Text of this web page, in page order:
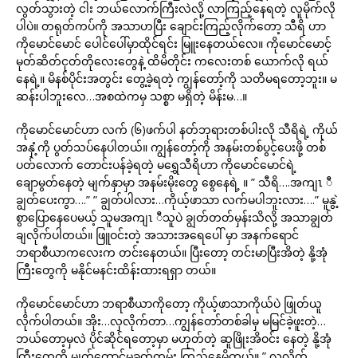
လွတ်သွားတဲ့ ငါး ဘယ်လောက်ကြီးလဲလို့ လာကြည့်နေရတဲ့ လူမိုက်လို
ပါပဲ။ တရုတ်ကပ်ကို အသာဟပြီး ချောင်းကြည့်လိုက်တော့ သီရိ ဟာ
ကိုမောင်မောင် ပေါင်ပေါ်မှာထိုင်ရင်း မြူးနေတယ်လေ။ ကိုမောင်မောင့်
မုတ်ဆိတ်ငုတ်တိုလေးတွေနဲ့ ထိမိတိုင်း ကလေးတစ် ယောက်လို ရယ်
နေရဲ့။ မိနစ်ပိုင်းအတွင်း တွေ့ခဲ့ရတဲ့ ကျွန်တော့်ကို သတိမရတော့ဘူး။ မ
ဆန်းပါဘူးလေ…အစထဲကမှ သစ္စာ မရှိတဲ့ မိန်းမ…။
ကိုမောင်မောင်ဟာ လက် (၆)ဖက်ပါ နတ်ဘုရားတစ်ပါးလို သီရိရဲ့ ကိုယ်
အနှံ့ကို ပွတ်သပ်နေပါတယ်။ ကျွန်တော့်ကို အနမ်းတစ်ပွင့်ပေးဖို့ တစ်
ပတ်လောက် တောင်းပန်ခဲ့ရတဲ့ မရွှေသီရိဟာ ကိုမောင်မောင်ရဲ့
ချောမွတ်နေတဲ့ မျက်နှာမှာ အနမ်းမိုးတွေ စွေနေရဲ့ ။ ” သီရိ….အကျၤ ီ
ချွတ်ပေးကွာ….” ” ချွတ်ပါလား…ကိုယ့်ဖာသာ လက်မပါဘူးလား….” မူနွဲ့
စွာပြောနေပေမယ့် သူမအကျၤ ီသူပဲ ချွတ်တတ်မှန်းသိလို့ အသာချွတ်
ချလိုက်ပါတယ်။ ဖြူဝင်းတဲ့ အသားအရေပေါ် မှာ အနက်ရောင်
ဘရာစီယာကလေးက တင်းနေတယ်။ ပြီးတော့ တင်းမာပြီးအိတဲ့ နို့အုံ
ကြီးတွေကို မနိုင်မနင်းထိန်းထားရရှာ တယ်။
ကိုမောင်မောင်ဟာ ဘရာစီယာကိုတော့ ကိုယ့်ဖာသာကိုယ်ပဲ ဖြုတ်ယူ
လိုက်ပါတယ်။ အိုး…လှလိုက်တာ…ကျွန်တော်တစ်ခါမှ မမြင်ခဲ့ဖူးတဲ့…
ဘယ်တော့မှလဲ ပိုင်ဆိုင်ရတော့မှာ မဟုတ်တဲ့ ဆူဖြိုးအိဝင်း နေတဲ့ နို့အုံ